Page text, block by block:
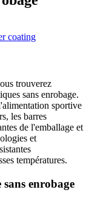
coating
trouverez
sans enrobage.
sportive
les barres
de l'emballage et
et
températures.
enrobage